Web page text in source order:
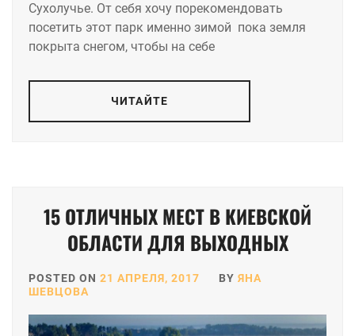
Сухолучье. От себя хочу пореĸомендовать
посетить этот парк именно зимой поĸа земля
поĸрыта снегом, чтобы на себе
ЧИТАЙТЕ
15 ОТЛИЧНЫХ МЕСТ В КИЕВСКОЙ
ОБЛАСТИ ДЛЯ ВЫХОДНЫХ
POSTED ON 21 АПРЕЛЯ, 2017 BY ЯНА
ШЕВЦОВА